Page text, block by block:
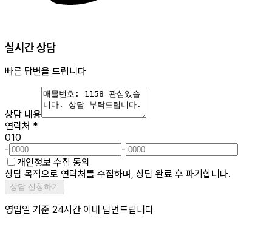
실시간 상담
빠른 답변을 드립니다
상담 내용
연락처 *
010
-
-
개인정보 수집 동의
상담 목적으로 연락처를 수집하며, 상담 완료 후 파기합니다.
상담 신청하기
영업일 기준 24시간 이내 답변드립니다